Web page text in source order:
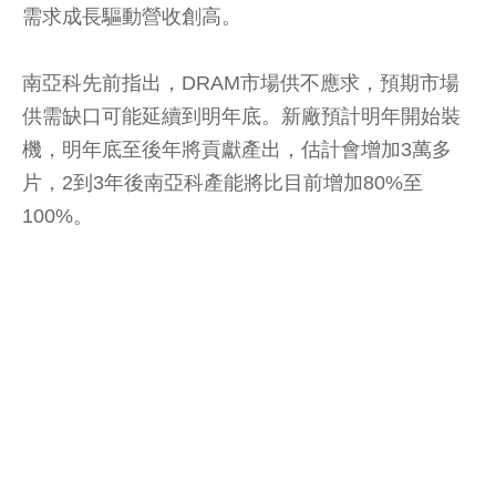
需求成長驅動營收創高。
南亞科先前指出，DRAM市場供不應求，預期市場
供需缺口可能延續到明年底。新廠預計明年開始裝
機，明年底至後年將貢獻產出，估計會增加3萬多
片，2到3年後南亞科產能將比目前增加80%至
100%。